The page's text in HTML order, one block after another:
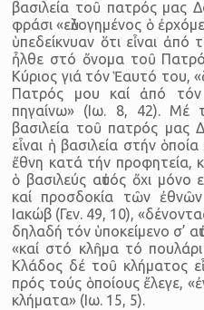
βασιλεία τοῦ πατρός μας
φράσι «εὐλογημένος ὁ
ὑπεδείκνυαν ὅτι εἶναι
ἦλθε στό ὄνομα τοῦ
Κύριος γιά τόν Ἑαυτό του,
Πατρός μου καί ἀπό τόν
πηγαίνω» (Ιω. 8, 42). Μέ
βασιλεία τοῦ πατρός μας
εἶναι ἡ βασιλεία στήν
ἔθνη κατά τήν προφητεία,
ὁ βασιλεύς αὐτός ὄχι μόνο
καί προσδοκία τῶν
Ιακώβ (Γεν. 49, 10),
δηλαδή τόν ὑποκείμενο σ’
«καί στό κλῆμα τό
Κλάδος δέ τοῦ κλήματος
πρός τούς ὁποίους ἔλεγε,
κλήματα» (Ιω. 15, 5).